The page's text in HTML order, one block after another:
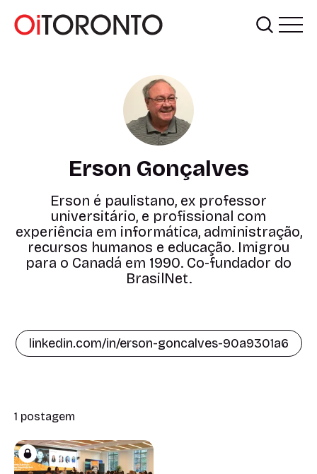
Erson Gonçalves
Erson é paulistano, ex professor
universitário, e profissional com
experiência em informática, administração,
recursos humanos e educação. Imigrou
para o Canadá em 1990. Co-fundador do
BrasilNet.
linkedin.com/in/erson-goncalves-90a9301a6
1 postagem